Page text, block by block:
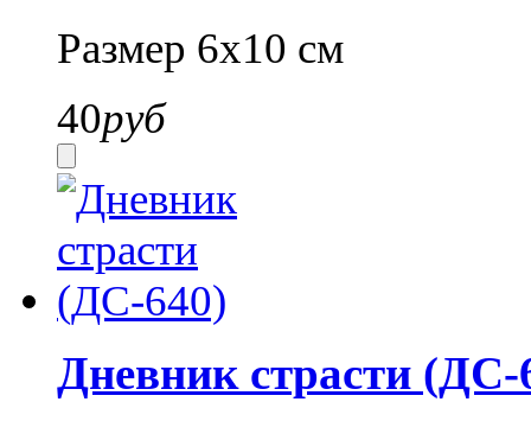
Размер 6х10 см
40руб
Дневник страсти (ДС-